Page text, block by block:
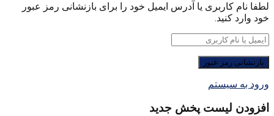
لطفا نام کاربری یا آدرس ایمیل خود را برای بازنشانی رمز عبور
خود وارد کنید.
ورود به سیستم
افزودن لیست پخش جدید